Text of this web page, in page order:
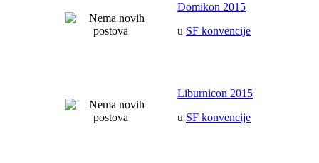
Domikon 2015
u SF konvencije
Liburnicon 2015
u SF konvencije